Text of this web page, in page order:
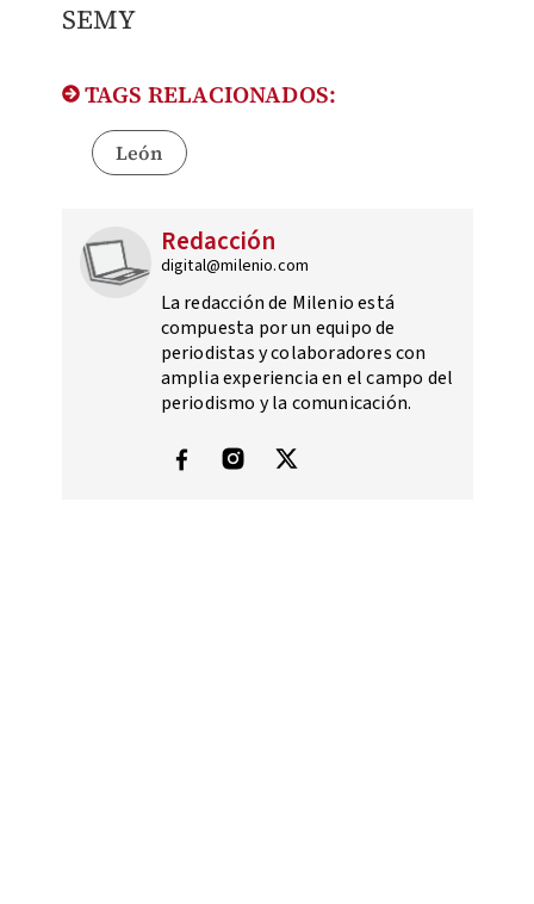
SEMY
TAGS RELACIONADOS:
León
Redacción
digital@milenio.com
La redacción de Milenio está
compuesta por un equipo de
periodistas y colaboradores con
amplia experiencia en el campo del
periodismo y la comunicación.